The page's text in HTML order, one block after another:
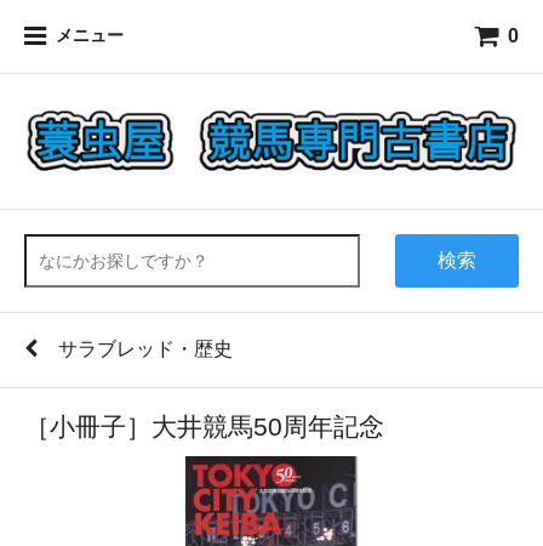
メニュー 0
検索
サラブレッド・歴史
［小冊子］大井競馬50周年記念